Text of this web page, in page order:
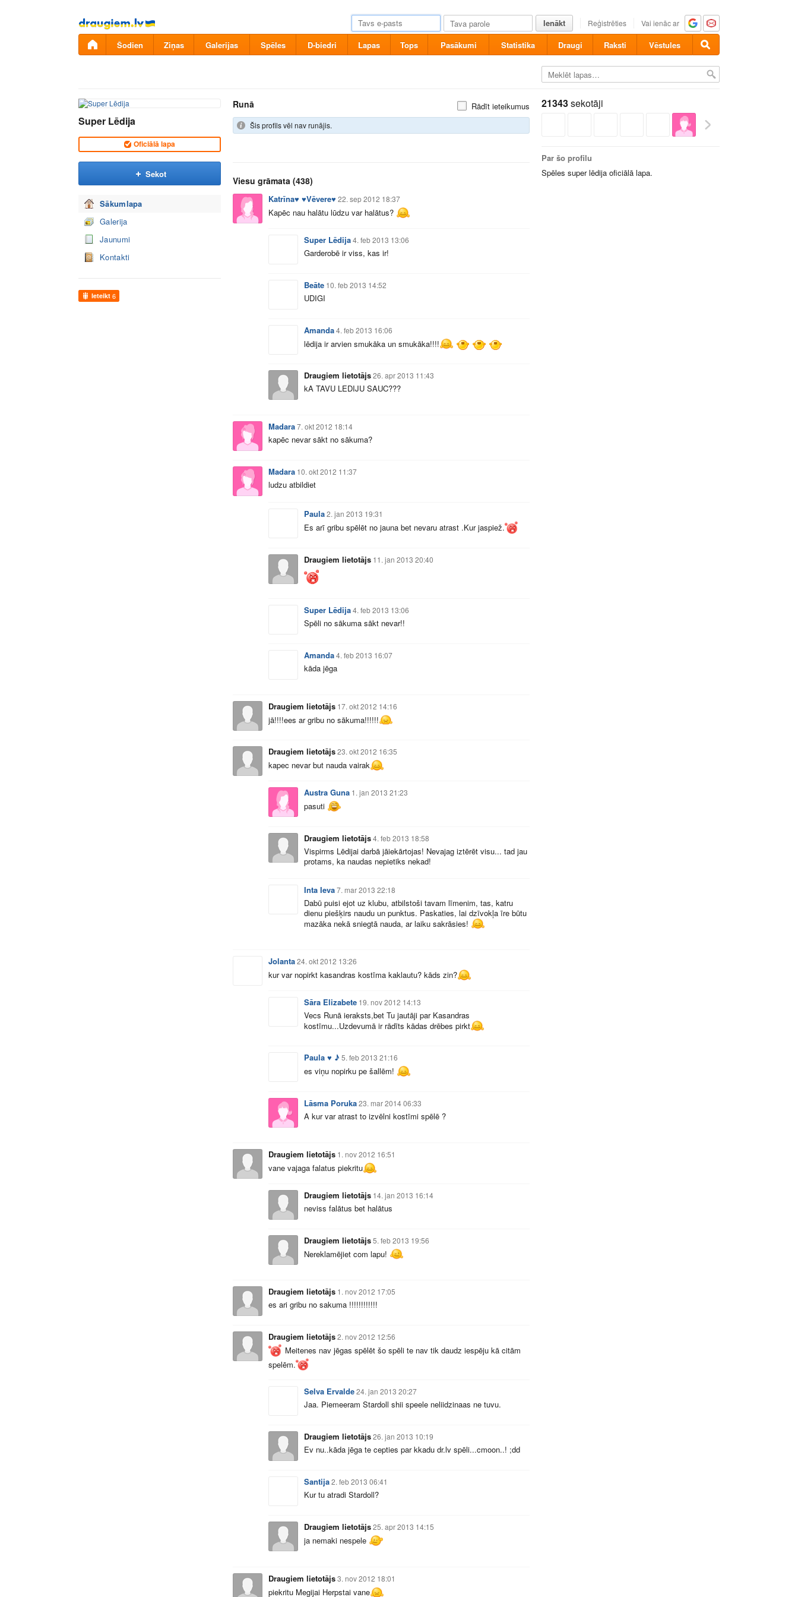
Pāriet
uz
saturu
Ienākt Reģistrēties Vai ienāc ar
Šodien Ziņas Galerijas Spēles D-biedri Lapas Tops Pasākumi Statistika Draugi Raksti Vēstules
Super Lēdija
Oficiālā lapa
Sekot
Sākumlapa
Galerija
Jaunumi
Kontakti
Ieteikt 6
Runā Rādīt ieteikumus
Šis profils vēl nav runājis.
Viesu grāmata (438)
Katrīna♥ ♥Vēvere♥ 22. sep 2012 18:37
Kapēc nau halātu lūdzu var halātus?
Super Lēdija4. feb 2013 13:06
Garderobē ir viss, kas ir!
Beāte 10. feb 2013 14:52
UDIGI
Amanda4. feb 2013 16:06
lēdija ir arvien smukāka un smukāka!!!!
Draugiem lietotājs26. apr 2013 11:43
kA TAVU LEDIJU SAUC???
Madara7. okt 2012 18:14
kapēc nevar sākt no sākuma?
Madara 10. okt 2012 11:37
ludzu atbildiet
Paula2. jan 2013 19:31
Es arī gribu spēlēt no jauna bet nevaru atrast .Kur jaspiež.
Draugiem lietotājs 11. jan 2013 20:40
Super Lēdija4. feb 2013 13:06
Spēli no sākuma sākt nevar!!
Amanda4. feb 2013 16:07
kāda jēga
Draugiem lietotājs 17. okt 2012 14:16
jā!!!!ees ar gribu no sākuma!!!!!!
Draugiem lietotājs23. okt 2012 16:35
kapec nevar but nauda vairak
Austra Guna 1. jan 2013 21:23
pasuti
Draugiem lietotājs4. feb 2013 18:58
Vispirms Lēdijai darbā jāiekārtojas! Nevajag iztērēt visu... tad jau
protams, ka naudas nepietiks nekad!
Inta Ieva7. mar 2013 22:18
Dabū puisi ejot uz klubu, atbilstoši tavam līmenim, tas, katru
dienu piešķirs naudu un punktus. Paskaties, lai dzīvokļa īre būtu
mazāka nekā sniegtā nauda, ar laiku sakrāsies!
Jolanta24. okt 2012 13:26
kur var nopirkt kasandras kostīma kaklautu? kāds zin?
Sāra Elizabete 19. nov 2012 14:13
Vecs Runā ieraksts,bet Tu jautāji par Kasandras
kostīmu...Uzdevumā ir rādīts kādas drēbes pirkt
Paula ♥ ♪ 5. feb 2013 21:16
es viņu nopirku pe šallēm!
Lāsma Poruka23. mar 2014 06:33
A kur var atrast to izvēlni kostīmi spēlē ?
Draugiem lietotājs 1. nov 2012 16:51
vane vajaga falatus piekritu
Draugiem lietotājs 14. jan 2013 16:14
neviss falātus bet halātus
Draugiem lietotājs5. feb 2013 19:56
Nereklamējiet com lapu!
Draugiem lietotājs 1. nov 2012 17:05
es ari gribu no sakuma !!!!!!!!!!!!
Draugiem lietotājs2. nov 2012 12:56
Meitenes nav jēgas spēlēt šo spēli te nav tik daudz iespēju kā citām
spelēm.
Selva Ervalde24. jan 2013 20:27
Jaa. Piemeeram Stardoll shii speele neliidzinaas ne tuvu.
Draugiem lietotājs26. jan 2013 10:19
Ev nu..kāda jēga te cepties par kkadu dr.lv spēli...cmoon..! ;dd
Santija2. feb 2013 06:41
Kur tu atradi Stardoll?
Draugiem lietotājs25. apr 2013 14:15
ja nemaki nespele
Draugiem lietotājs3. nov 2012 18:01
piekritu Megijai Herpstai vane
21343sekotāji
Par šo profilu
Spēles super lēdija oficiālā lapa.